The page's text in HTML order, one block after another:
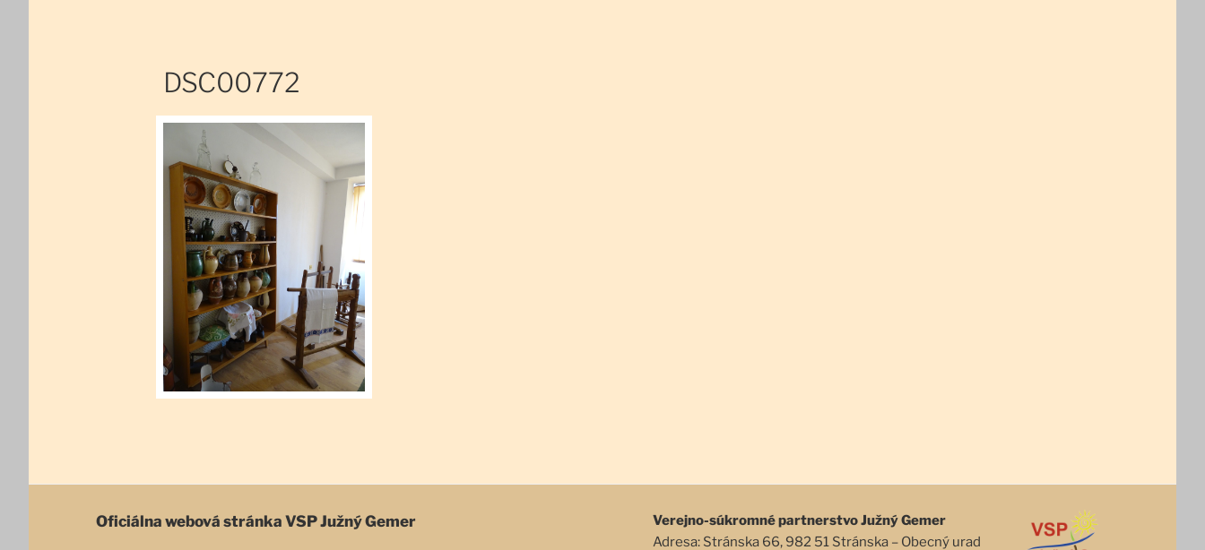
DSC00772
Oficiálna webová stránkaVSP Južný Gemer
Verejno-súkromné partnerstvo Južný Gemer
Adresa: Stránska 66, 982 51 Stránska – Obecný urad